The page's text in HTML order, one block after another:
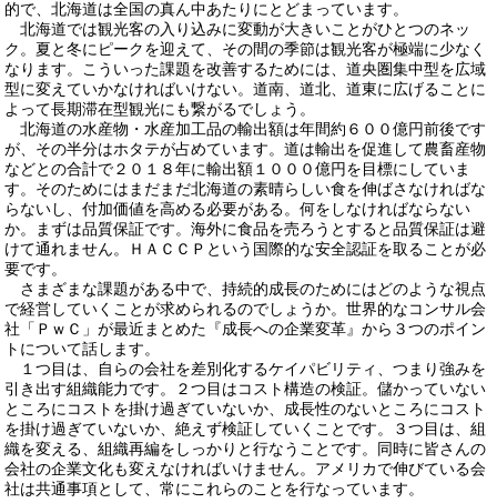
的で、北海道は全国の真ん中あたりにとどまっています。
北海道では観光客の入り込みに変動が大きいことがひとつのネッ
ク。夏と冬にピークを迎えて、その間の季節は観光客が極端に少なく
なります。こういった課題を改善するためには、道央圏集中型を広域
型に変えていかなければいけない。道南、道北、道東に広げることに
よって長期滞在型観光にも繋がるでしょう。
北海道の水産物・水産加工品の輸出額は年間約６００億円前後です
が、その半分はホタテが占めています。道は輸出を促進して農畜産物
などとの合計で２０１８年に輸出額１０００億円を目標にしていま
す。そのためにはまだまだ北海道の素晴らしい食を伸ばさなければな
らないし、付加価値を高める必要がある。何をしなければならない
か。まずは品質保証です。海外に食品を売ろうとすると品質保証は避
けて通れません。ＨＡＣＣＰという国際的な安全認証を取ることが必
要です。
さまざまな課題がある中で、持続的成長のためにはどのような視点
で経営していくことが求められるのでしょうか。世界的なコンサル会
社「ＰｗＣ」が最近まとめた『成長への企業変革』から３つのポイン
トについて話します。
１つ目は、自らの会社を差別化するケイパビリティ、つまり強みを
引き出す組織能力です。２つ目はコスト構造の検証。儲かっていない
ところにコストを掛け過ぎていないか、成長性のないところにコスト
を掛け過ぎていないか、絶えず検証していくことです。３つ目は、組
織を変える、組織再編をしっかりと行なうことです。同時に皆さんの
会社の企業文化も変えなければいけません。アメリカで伸びている会
社は共通事項として、常にこれらのことを行なっています。